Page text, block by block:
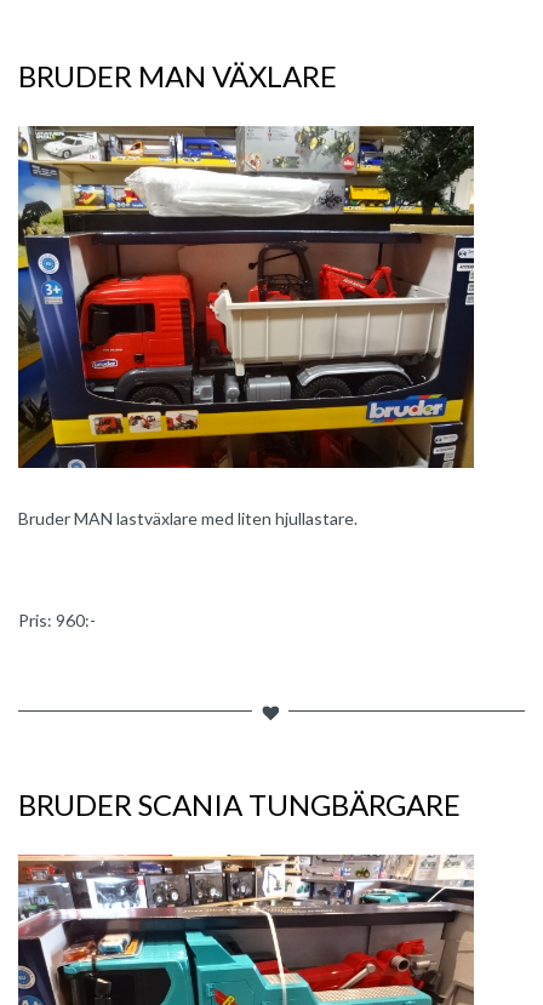
BRUDER MAN VÄXLARE
Bruder MAN lastväxlare med liten hjullastare.
Pris: 960:-
BRUDER SCANIA TUNGBÄRGARE